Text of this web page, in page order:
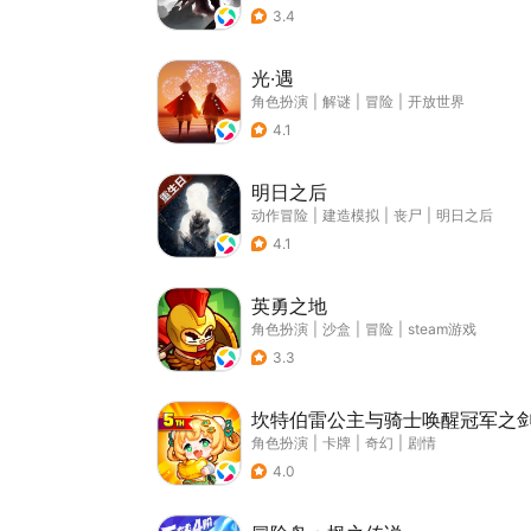
3.4
光·遇
角色扮演 解谜 冒险
开放世界
4.1
明日之后
动作冒险 建造模拟 丧尸
明日之后
4.1
英勇之地
角色扮演 沙盒 冒险
steam游戏
3.3
坎特伯雷公主与骑士唤醒冠军之
角色扮演 卡牌 奇幻
剧情
4.0